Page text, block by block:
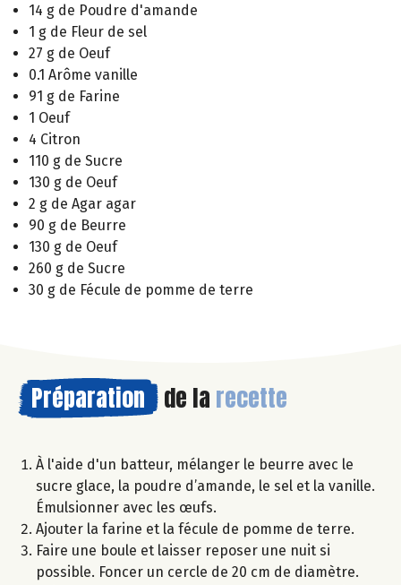
14 g de Poudre d'amande
1 g de Fleur de sel
27 g de Oeuf
0.1 Arôme vanille
91 g de Farine
1 Oeuf
4 Citron
110 g de Sucre
130 g de Oeuf
2 g de Agar agar
90 g de Beurre
130 g de Oeuf
260 g de Sucre
30 g de Fécule de pomme de terre
Préparation de la recette
À l'aide d'un batteur, mélanger le beurre avec le
sucre glace, la poudre d’amande, le sel et la vanille.
Émulsionner avec les œufs.
Ajouter la farine et la fécule de pomme de terre.
Faire une boule et laisser reposer une nuit si
possible. Foncer un cercle de 20 cm de diamètre.